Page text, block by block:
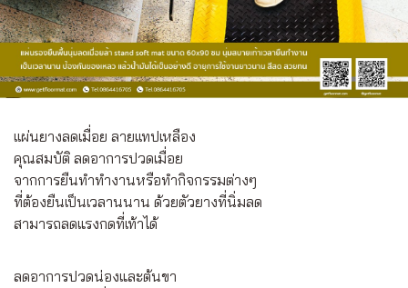
เเผ่นยางลดเมื่อย ลายเเทปเหลือง
คุณสมบัติ ลดอาการปวดเมื่อย
จากการยืนทำทำงานหรือทำกิจกรรมต่างๆ
ที่ต้องยืนเป็นเวลานนาน ด้วยตัวยางที่นิ่มลด
สามารถลดแรงกดที่เท้าได้
ลดอาการปวดน่องและต้นขา